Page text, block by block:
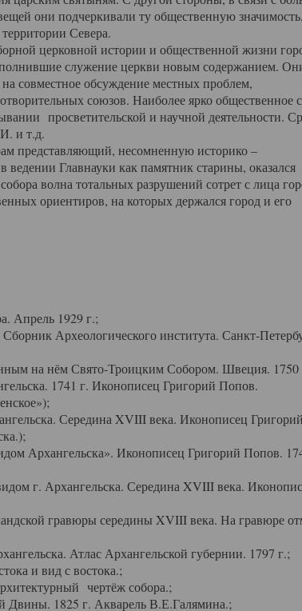
они подчеркивали ту общественную значимость,
Севера.
церковной истории и общественной жизни
служение церкви новым содержанием.
совместное обсуждение местных проблем,
союзов. Наиболее ярко общественное
просветительской и научной деятельности.
и т.д.
представляющий, несомненную историко –
ведении Главнауки как памятник старины,
волна тотальных разрушений сотрет с лица
ориентиров, на которых держался город и его
Апрель 1929 г.;
Археологического института. Санкт-
на нём Свято-Троицким Собором. Швеция. 1750
1741 г. Иконописец Григорий Попов.
Середина XVIII века. Иконописец
Архангельска». Иконописец Григорий Попов.
г. Архангельска. Середина XVIII века.
гравюры середины XVIII века. На гравюре
Атлас Архангельской губернии. 1797 г.;
и вид с востока.;
чертёж собора.;
1825 г. Акварель В.Е.Галямина.;